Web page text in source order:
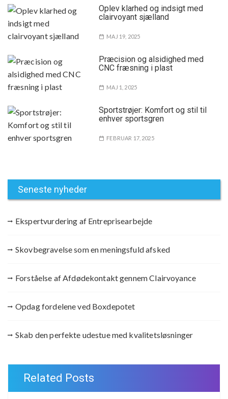
Oplev klarhed og indsigt med
clairvoyant sjælland
MAJ 19, 2025
Præcision og alsidighed med
CNC fræsning i plast
MAJ 1, 2025
Sportstrøjer: Komfort og stil til
enhver sportsgren
FEBRUAR 17, 2025
Seneste nyheder
Ekspertvurdering af Entreprisearbejde
Skovbegravelse som en meningsfuld afsked
Forståelse af Afdødekontakt gennem Clairvoyance
Opdag fordelene ved Boxdepotet
Skab den perfekte udestue med kvalitetsløsninger
Related Posts